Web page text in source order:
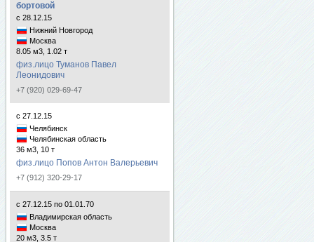
бортовой
с 28.12.15
Нижний Новгород
Москва
8.05 м3, 1.02 т
физ.лицо Туманов Павел
Леонидович
+7 (920) 029-69-47
с 27.12.15
Челябинск
Челябинская область
36 м3, 10 т
физ.лицо Попов Антон Валерьевич
+7 (912) 320-29-17
с 27.12.15 по 01.01.70
Владимирская область
Москва
20 м3, 3.5 т